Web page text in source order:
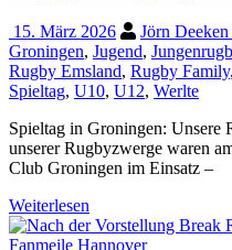
15. März 2026 Jörn Deeken
Groningen, Jugend,
Rugby Emsland, Rugby Family,
Spieltag, U10, U12, Werlte
Spieltag in Groningen: Unsere
unserer Rugbyzwerge waren
Club Groningen im Einsatz –
Weiterlesen